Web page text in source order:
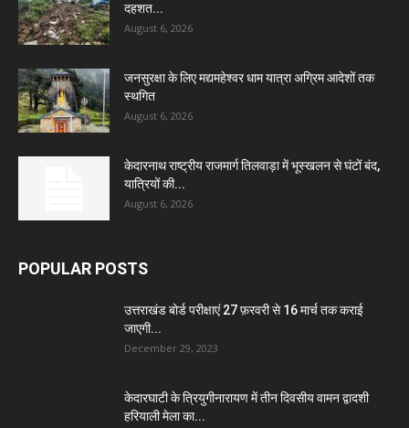
दहशत...
August 6, 2026
जनसुरक्षा के लिए मद्यमहेश्वर धाम यात्रा अग्रिम आदेशों तक
स्थगित
August 6, 2026
केदारनाथ राष्ट्रीय राजमार्ग तिलवाड़ा में भूस्खलन से घंटों बंद,
यात्रियों की...
August 6, 2026
POPULAR POSTS
उत्तराखंड बोर्ड परीक्षाएं 27 फ़रवरी से 16 मार्च तक कराई
जाएगी...
December 29, 2023
केदारघाटी के त्रियुगीनारायण में तीन दिवसीय वामन द्वादशी
हरियाली मेला का...